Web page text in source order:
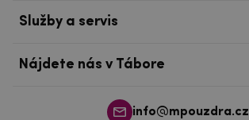
info@mpouzdra.cz
Služby a servis
Nájdete nás v Tábore